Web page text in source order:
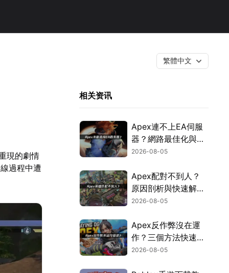
繁體中文
現的劇情
過程中遭
相关资讯
Apex連不上EA伺服
器？網路最佳化與疑
難排解全攻略！
2026-08-05
Apex配對不到人？
原因剖析與快速解決
方式！
2026-08-05
Apex反作弊沒在運
作？三個方法快速解
決！
2026-08-05